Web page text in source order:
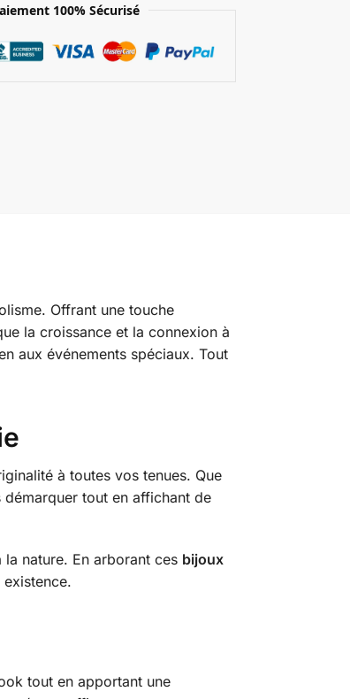
100% Sécurisé
Offrant une touche
la croissance et la connexion à
aux événements spéciaux. Tout
à toutes vos tenues. Que
tout en affichant de
nature. En arborant ces bijoux
tout en apportant une